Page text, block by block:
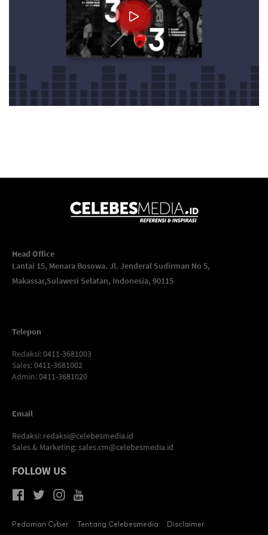
Head Office
Lantai 15, Menara Bosowa. Jl. Jenderal Sudirman No 5,
Makassar,Sulawesi Selatan, Indonesia, 90115
Telepon
Redaksi: 0411-3681003
Sales: 0411-3681002
Admin: 0411-3681020
Email
Redaksi: redaksi@celebesmedia.id
Sales & Marketing:sales.cm@celebesmedia.id
FOLLOW US
Pedoman Cyber Tentang Celebesmedia Disclaimer